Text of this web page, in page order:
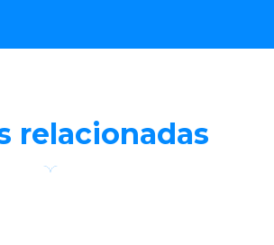
relacionadas